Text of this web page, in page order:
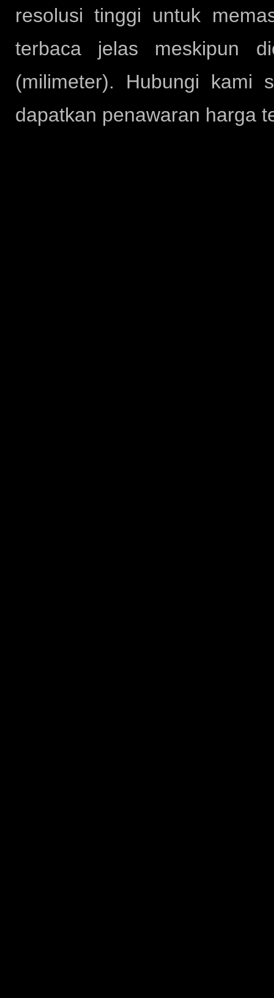
resolusi tinggi untuk
terbaca jelas meskipun
(milimeter). Hubungi kami
dapatkan penawaran harga